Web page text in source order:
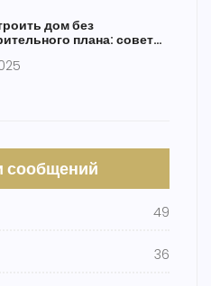
дом без
плана: советы
сообщений
49
36